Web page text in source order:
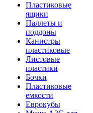
Пластиковые
ящики
Паллеты и
поддоны
Канистры
пластиковые
Листовые
пластики
Бочки
Пластиковые
емкости
Еврокубы